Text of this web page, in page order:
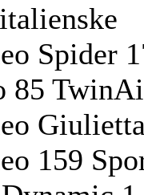
Spider
85
159